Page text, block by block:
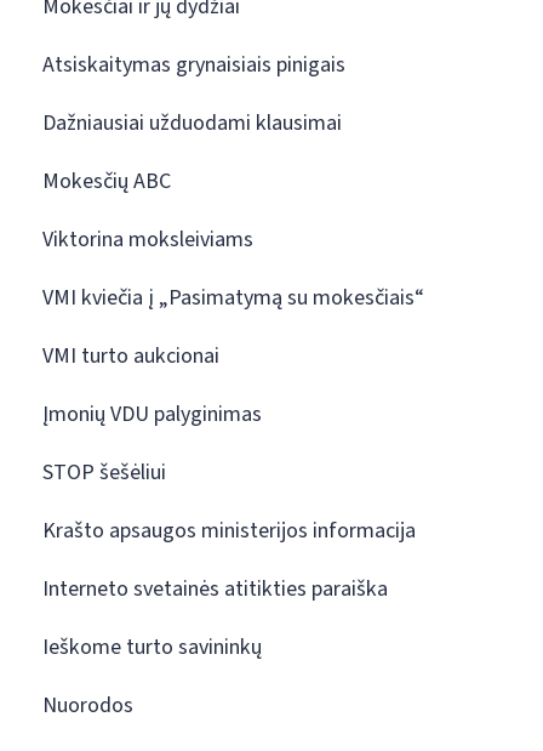
Mokesčiai ir jų dydžiai
Atsiskaitymas grynaisiais pinigais
Dažniausiai užduodami klausimai
Mokesčių ABC
Viktorina moksleiviams
VMI kviečia į „Pasimatymą su mokesčiais“
VMI turto aukcionai
Įmonių VDU palyginimas
STOP šešėliui
Krašto apsaugos ministerijos informacija
Interneto svetainės atitikties paraiška
Ieškome turto savininkų
Nuorodos